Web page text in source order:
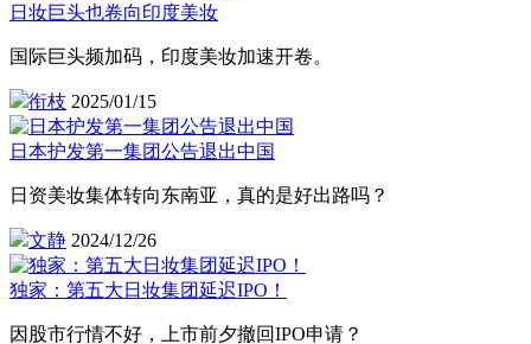
日妆巨头也卷向印度美妆
国际巨头频加码，印度美妆加速开卷。
衔枝 2025/01/15
日本护发第一集团公告退出中国
日资美妆集体转向东南亚，真的是好出路吗？
文静 2024/12/26
独家：第五大日妆集团延迟IPO！
因股市行情不好，上市前夕撤回IPO申请？